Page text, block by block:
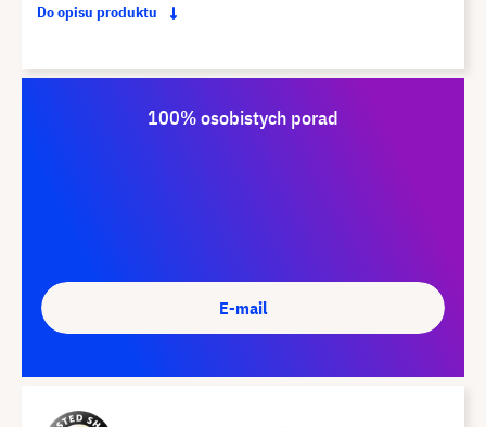
Do opisu produktu
100% osobistych porad
E-mail